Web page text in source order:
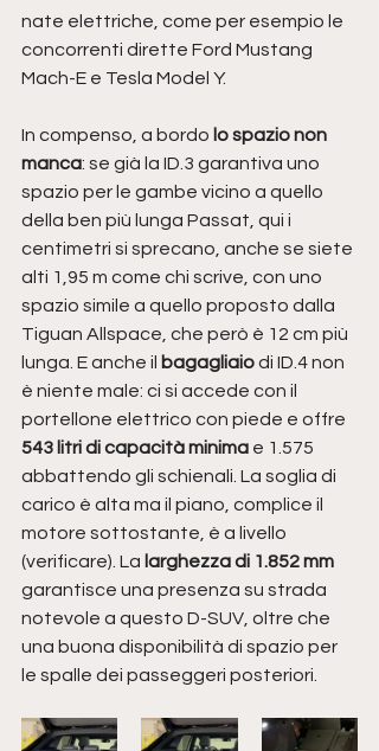
nate elettriche, come per esempio le
concorrenti dirette Ford Mustang
Mach-E e Tesla Model Y.
In compenso, a bordo lo spazio non
manca: se già la ID.3 garantiva uno
spazio per le gambe vicino a quello
della ben più lunga Passat, qui i
centimetri si sprecano, anche se siete
alti 1,95 m come chi scrive, con uno
spazio simile a quello proposto dalla
Tiguan Allspace, che però è 12 cm più
lunga. E anche il bagagliaio di ID.4 non
è niente male: ci si accede con il
portellone elettrico con piede e offre
543 litri di capacità minima e 1.575
abbattendo gli schienali. La soglia di
carico è alta ma il piano, complice il
motore sottostante, è a livello
(verificare). La larghezza di 1.852 mm
garantisce una presenza su strada
notevole a questo D-SUV, oltre che
una buona disponibilità di spazio per
le spalle dei passeggeri posteriori.